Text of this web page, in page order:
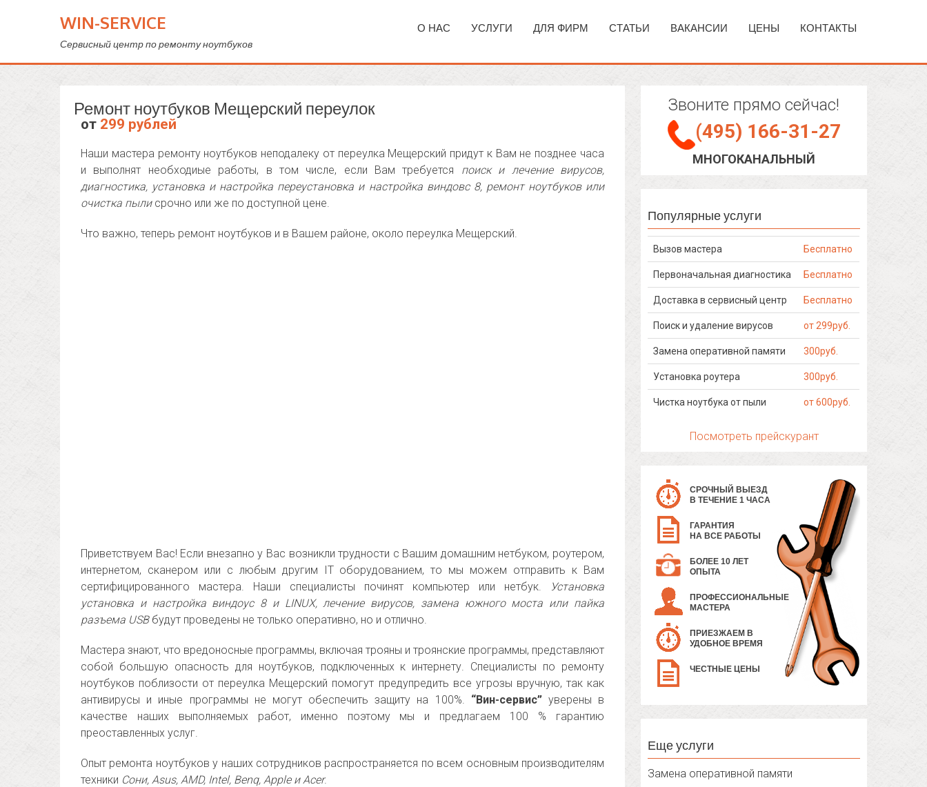
WIN-SERVICE
Сервисный центр по ремонту ноутбуков
О НАС УСЛУГИ ДЛЯ ФИРМ СТАТЬИ ВАКАНСИИ ЦЕНЫ КОНТАКТЫ
Ремонт ноутбуков Мещерский переулок
от 299 рублей
Наши мастера ремонту ноутбуков неподалеку от переулка Мещерский придут к Вам не позднее часа
и выполнят необходиые работы, в том числе, если Вам требуется поиск и лечение вирусов,
диагностика, установка и настройка переустановка и настройка виндовс 8, ремонт ноутбуков или
очистка пылисрочно или же по доступной цене.
Что важно, теперь ремонт ноутбуков и в Вашем районе, около переулка Мещерский.
Приветствуем Вас! Если внезапно у Вас возникли трудности с Вашим домашним нетбуком, роутером,
интернетом, сканером или с любым другим IT оборудованием, то мы можем отправить к Вам
сертифицированного мастера. Наши специалисты починят компьютер или нетбук.
Установка
установка и настройка виндоус 8 и LINUX, лечение вирусов, замена южного моста или пайка
разъема USBбудут проведены не только оперативно, но и отлично.
Мастера знают, что вредоносные программы, включая трояны и троянские программы, представляют
собой большую опасность для ноутбуков, подключенных к интернету. Специалисты по ремонту
ноутбуков поблизости от переулка Мещерский помогут предупредить все угрозы вручную, так как
антивирусы и иные программы не могут обеспечить защиту на 100%. “Вин-сервис”уверены в
качестве наших выполняемых работ, именно поэтому мы и предлагаем 100 % гарантию
преоставленных услуг.
Опыт ремонта ноутбуков у наших сотрудников распространяется по всем основным производителям
техники Сони, Asus, AMD, Intel, Benq, Apple и Acer.
Звоните прямо сейчас!
(495) 166-31-27
МНОГОКАНАЛЬНЫЙ
Популярные услуги
Вызов мастера Бесплатно
Первоначальная диагностика Бесплатно
Доставка в сервисный центр Бесплатно
Поиск и удаление вирусов от 299руб.
Замена оперативной памяти 300руб.
Установка роутера 300руб.
Чистка ноутбука от пыли от 600руб.
Посмотреть прейскурант
СРОЧНЫЙ ВЫЕЗД
В ТЕЧЕНИЕ 1 ЧАСА
ГАРАНТИЯ
НА ВСЕ РАБОТЫ
БОЛЕЕ 10 ЛЕТ
ОПЫТА
ПРОФЕССИОНАЛЬНЫЕ
МАСТЕРА
ПРИЕЗЖАЕМ В
УДОБНОЕ ВРЕМЯ
ЧЕСТНЫЕ ЦЕНЫ
Еще услуги
Замена оперативной памяти